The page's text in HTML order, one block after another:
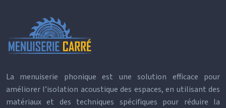
La menuiserie phonique est une solution efficace pour
améliorer l’isolation acoustique des espaces, en utilisant des
matériaux et des techniques spécifiques pour réduire la